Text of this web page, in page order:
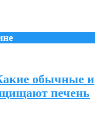
обычные и
печень